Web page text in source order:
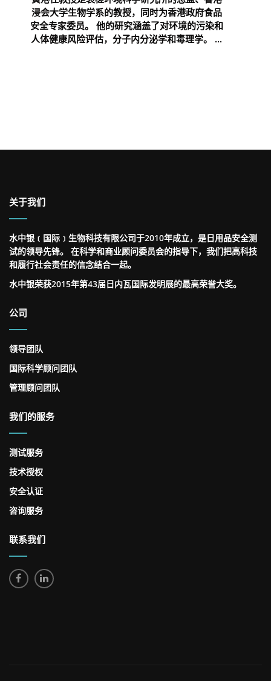
浸会大学生物学系的教授，同时为香港政府食品
安全专家委员。 他的研究涵盖了对环境的污染和
人体健康风险评估，分子内分泌学和毒理学。 ...
关于我们
水中银﹝国际﹞生物科技有限公司于2010年成立，是日用品安全测
试的领导先锋。 在科学和商业顾问委员会的指导下，我们把高科技
和履行社会责任的信念结合一起。
水中银荣获2015年第43届日内瓦国际发明展的最高荣誉大奖。
公司
领导团队
国际科学顾问团队
管理顾问团队
我们的服务
测试服务
技术授权
安全认证
咨询服务
联系我们